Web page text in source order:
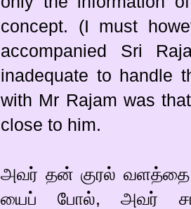
concept. (I must
accompanied Sri
inadequate to handle
with Mr Rajam was
close to him.
அவர் தன் குரல் வளத்தை
யைப் போல், அவர்